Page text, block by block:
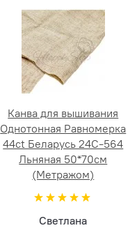
Канва для вышивания
Однотонная Равномерка
44ct Беларусь 24С-564
Льняная 50*70см
(Метражом)
Светлана